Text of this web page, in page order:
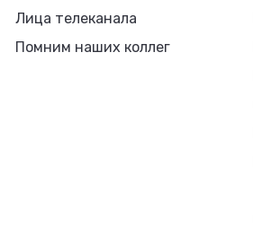
Лица телеканала
Помним наших коллег